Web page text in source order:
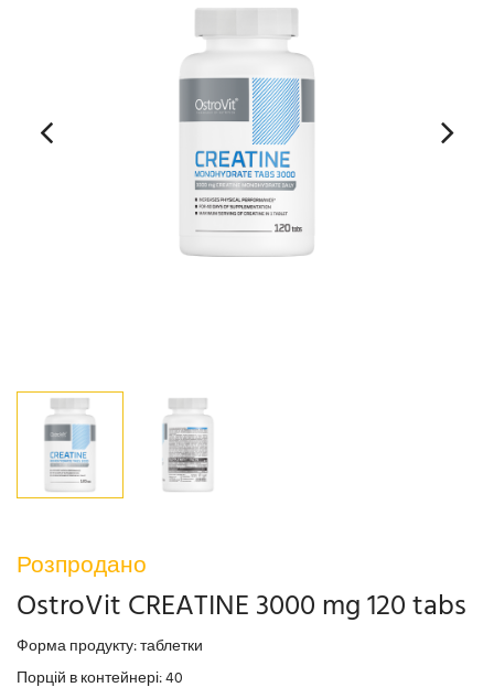
Розпродано
OstroVit CREATINE 3000 mg 120 tabs
Форма продукту: таблетки
Порцій в контейнері: 40